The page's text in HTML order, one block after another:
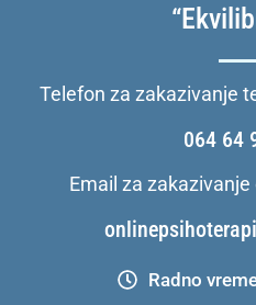
Telefon za zakazivanje
064 64
Email za
Radno